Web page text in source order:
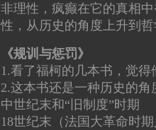
非理性，疯癫在它的真相
性，从历史的角度上升到
《规训与惩罚》
1.看了福柯的几本书，觉
2.这本书还是一种历史的
中世纪末和“旧制度”时
18世纪末（法国大革命时